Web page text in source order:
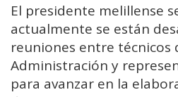
El presidente melillense
actualmente se están
reuniones entre técnicos
Administración y
para avanzar en la